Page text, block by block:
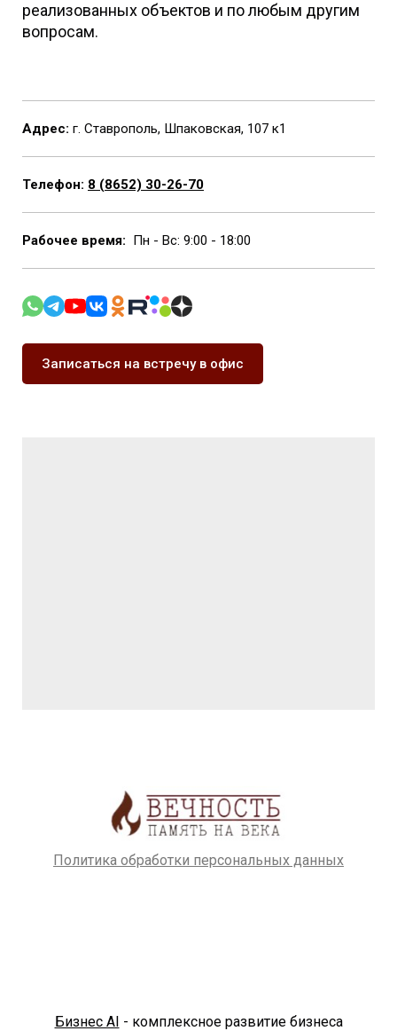
реализованных объектов и по любым другим
вопросам.
Адрес: г. Ставрополь, Шпаковская, 107 к1
Телефон: 8 (8652) 30-26-70
Рабочее время: Пн - Вс: 9:00 - 18:00
Записаться на встречу в офис
Политика обработки персональных данных
Бизнес AI - комплексное развитие бизнеса